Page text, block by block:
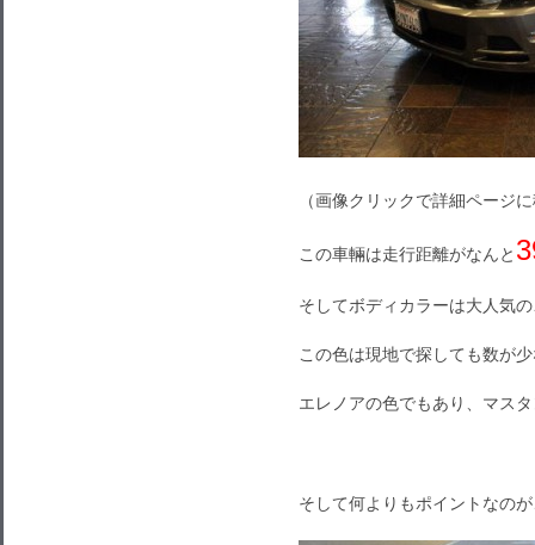
（画像クリックで詳細ページ
この車輛は走行距離がなんと
そしてボディカラーは大人気の
この色は現地で探しても数が
エレノアの色でもあり、マス
そして何よりもポイントなの